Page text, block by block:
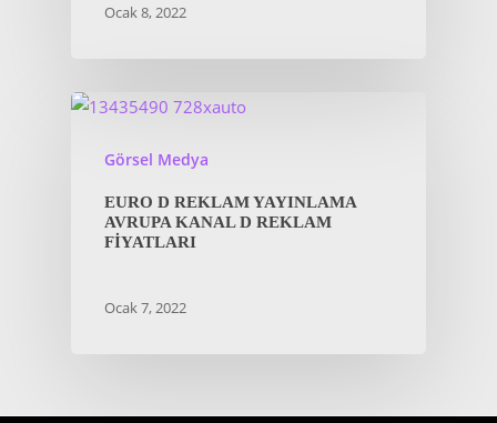
Ocak 8, 2022
Görsel Medya
EURO D REKLAM YAYINLAMA
AVRUPA KANAL D REKLAM
FIYATLARI
Ocak 7, 2022